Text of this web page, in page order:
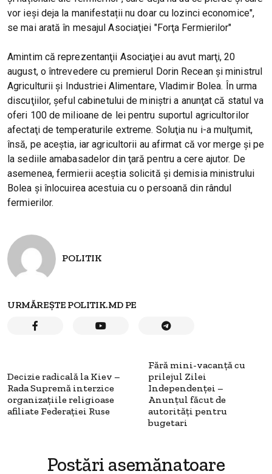
vor ieși deja la manifestații nu doar cu lozinci economice",
se mai arată în mesajul Asociaţiei "Forţa Fermierilor"
Amintim că reprezentanţii Asociaţiei au avut marţi, 20
august, o întrevedere cu premierul Dorin Recean şi ministrul
Agriculturii şi Industriei Alimentare, Vladimir Bolea. În urma
discuţiilor, şeful cabinetului de miniştri a anunţat că statul va
oferi 100 de milioane de lei pentru suportul agricultorilor
afectaţi de temperaturile extreme. Soluţia nu i-a mulţumit,
însă, pe aceştia, iar agricultorii au afirmat că vor merge şi pe
la sediile amabasadelor din ţară pentru a cere ajutor. De
asemenea, fermierii aceştia solicită şi demisia ministrului
Bolea şi înlocuirea acestuia cu o persoană din rândul
fermierilor.
POLITIK
URMĂREȘTE POLITIK.MD PE
Decizie radicală la Kiev –
Rada Supremă interzice
organizațiile religioase
afiliate Federației Ruse
Fără mini-vacanță cu
prilejul Zilei
Independenței –
Anunțul făcut de
autorități pentru
bugetari
Postări asemănatoare